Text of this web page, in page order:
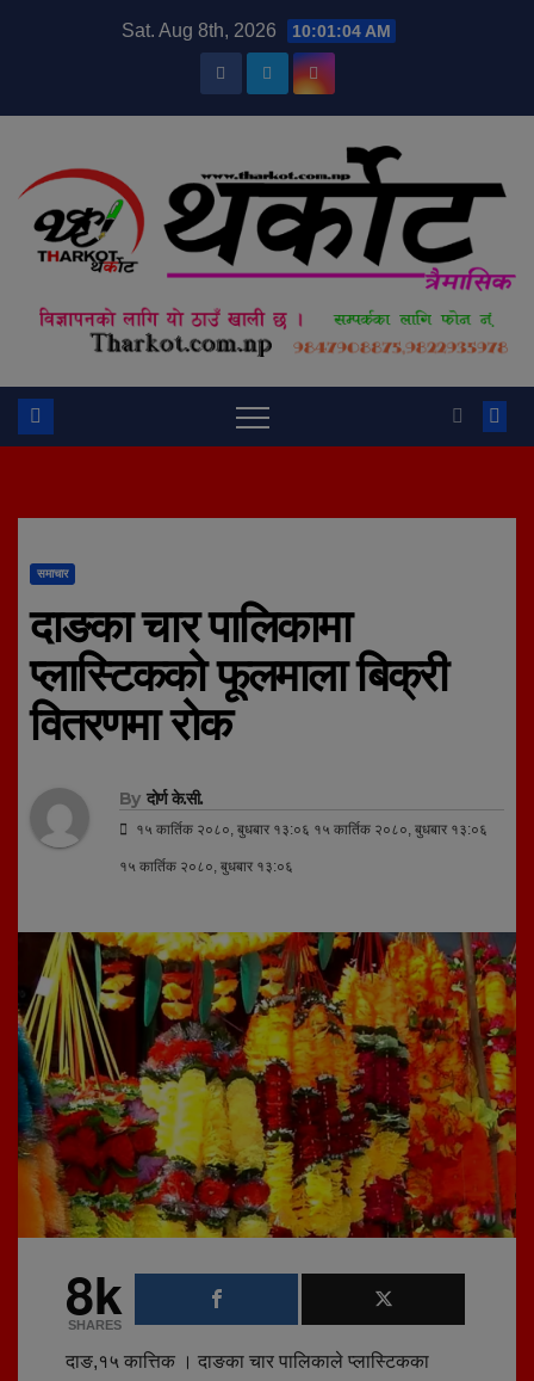
Sat. Aug 8th, 2026 10:01:05 AM
समाचार
दाङका चार पालिकामा
प्लास्टिकको फूलमाला बिक्री
वितरणमा रोक
By दोर्ण के.सी.
१५ कार्तिक २०८०, बुधबार १३:०६ १५ कार्तिक २०८०, बुधबार १३:०६
१५ कार्तिक २०८०, बुधबार १३:०६
8k
SHARES
दाङ,१५ कात्तिक । दाङका चार पालिकाले प्लास्टिकका
modal-check